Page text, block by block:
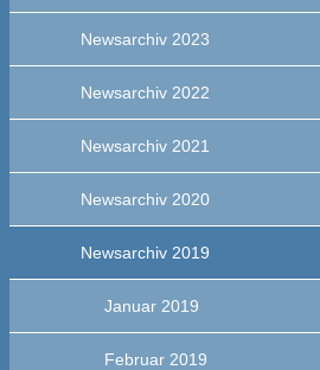
Newsarchiv 2023
Newsarchiv 2022
Newsarchiv 2021
Newsarchiv 2020
Newsarchiv 2019
Januar 2019
Februar 2019